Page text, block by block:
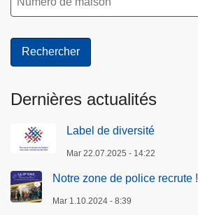
Dernières actualités
Label de diversité
Mar 22.07.2025 - 14:22
Notre zone de police recrute !
Mar 1.10.2024 - 8:39